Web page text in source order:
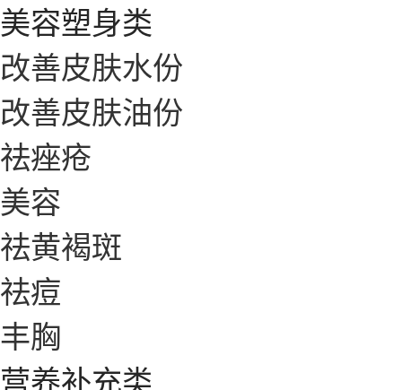
美容塑身类
改善皮肤水份
改善皮肤油份
祛痤疮
美容
祛黄褐斑
祛痘
丰胸
营养补充类